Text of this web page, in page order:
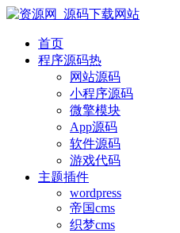
首页
程序源码热
网站源码
小程序源码
微擎模块
App源码
软件源码
游戏代码
主题插件
wordpress
帝国cms
织梦cms